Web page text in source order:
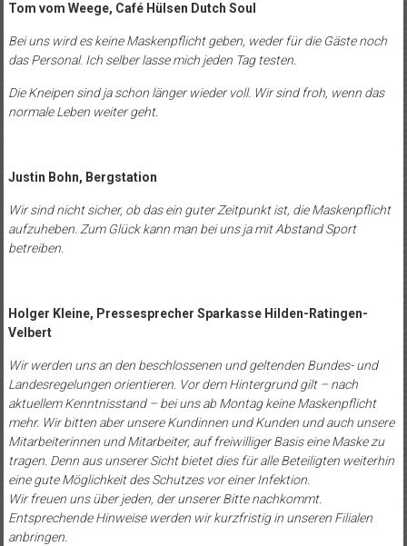
Tom vom Weege, Café Hülsen Dutch Soul
Bei uns wird es keine Maskenpflicht geben, weder für die Gäste noch
das Personal. Ich selber lasse mich jeden Tag testen.
Die Kneipen sind ja schon länger wieder voll. Wir sind froh, wenn das
normale Leben weiter geht.
Justin Bohn, Bergstation
Wir sind nicht sicher, ob das ein guter Zeitpunkt ist, die Maskenpflicht
aufzuheben. Zum Glück kann man bei uns ja mit Abstand Sport
betreiben.
Holger Kleine, Pressesprecher Sparkasse Hilden-Ratingen-
Velbert
Wir werden uns an den beschlossenen und geltenden Bundes- und
Landesregelungen orientieren. Vor dem Hintergrund gilt – nach
aktuellem Kenntnisstand – bei uns ab Montag keine Maskenpflicht
mehr. Wir bitten aber unsere Kundinnen und Kunden und auch unsere
Mitarbeiterinnen und Mitarbeiter, auf freiwilliger Basis eine Maske zu
tragen. Denn aus unserer Sicht bietet dies für alle Beteiligten weiterhin
eine gute Möglichkeit des Schutzes vor einer Infektion.
Wir freuen uns über jeden, der unserer Bitte nachkommt.
Entsprechende Hinweise werden wir kurzfristig in unseren Filialen
anbringen.